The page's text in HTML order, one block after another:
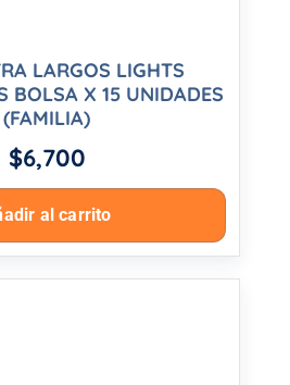
LARGOS LIGHTS
BOLSA X 15 UNIDADES
(FAMILIA)
$6,700
al carrito